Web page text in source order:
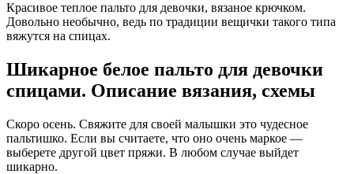
Красивое теплое пальто для девочки, вязаное крючком.
Довольно необычно, ведь по традиции вещички такого типа
вяжутся на спицах.
Шикарное белое пальто для девочки
спицами. Описание вязания, схемы
Скоро осень. Свяжите для своей малышки это чудесное
пальтишко. Если вы считаете, что оно очень маркое —
выберете другой цвет пряжи. В любом случае выйдет
шикарно.